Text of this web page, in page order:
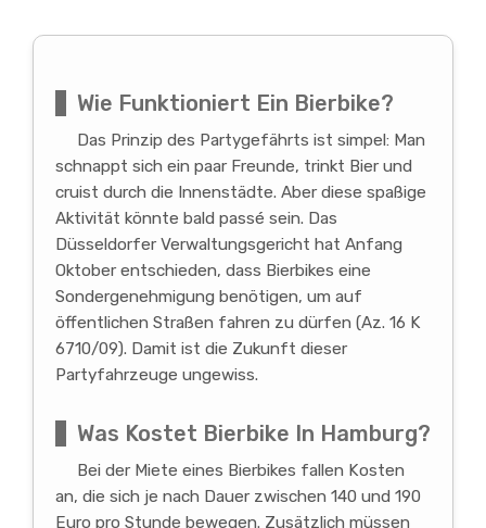
Wie Funktioniert Ein Bierbike?
Das Prinzip des Partygefährts ist simpel: Man
schnappt sich ein paar Freunde, trinkt Bier und
cruist durch die Innenstädte. Aber diese spaßige
Aktivität könnte bald passé sein. Das
Düsseldorfer Verwaltungsgericht hat Anfang
Oktober entschieden, dass Bierbikes eine
Sondergenehmigung benötigen, um auf
öffentlichen Straßen fahren zu dürfen (Az. 16 K
6710/09). Damit ist die Zukunft dieser
Partyfahrzeuge ungewiss.
Was Kostet Bierbike In Hamburg?
Bei der Miete eines Bierbikes fallen Kosten
an, die sich je nach Dauer zwischen 140 und 190
Euro pro Stunde bewegen. Zusätzlich müssen